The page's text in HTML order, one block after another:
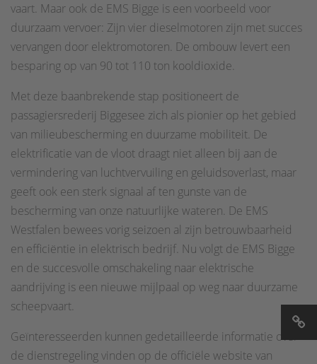
vaart. Maar ook de EMS Bigge is een voorbeeld voor
duurzaam vervoer: Zijn vier dieselmotoren zijn met succes
vervangen door elektromotoren. De ombouw levert een
besparing op van 90 tot 110 ton kooldioxide.
Met deze baanbrekende stap positioneert de
passagiersrederij Biggesee zich als pionier op het gebied
van milieubescherming en duurzame mobiliteit. De
elektrificatie van de vloot draagt niet alleen bij aan de
vermindering van luchtvervuiling en geluidsoverlast, maar
geeft ook een sterk signaal af ten gunste van de
bescherming van onze natuurlijke wateren. De EMS
Westfalen bewees vorig seizoen al zijn betrouwbaarheid
en efficiëntie in elektrisch bedrijf. Nu volgt de EMS Bigge
en de succesvolle omschakeling naar elektrische
aandrijving is een nieuwe mijlpaal op weg naar duurzame
scheepvaart.
Geïnteresseerden kunnen gedetailleerde informatie over
de dienstregeling vinden op de officiële website van